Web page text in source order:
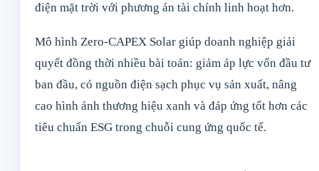
điện mặt trời với phương án tài chính linh hoạt hơn.
Mô hình Zero-CAPEX Solar giúp doanh nghiệp giải
quyết đồng thời nhiều bài toán: giảm áp lực vốn đầu tư
ban đầu, có nguồn điện sạch phục vụ sản xuất, nâng
cao hình ảnh thương hiệu xanh và đáp ứng tốt hơn các
tiêu chuẩn ESG trong chuỗi cung ứng quốc tế.